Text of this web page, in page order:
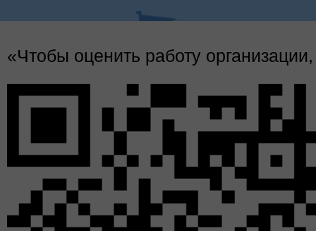
«Чтобы оценить работу
Уважаемые читатели!